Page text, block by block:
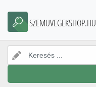
SZEMUVEGEKSHOP.HU